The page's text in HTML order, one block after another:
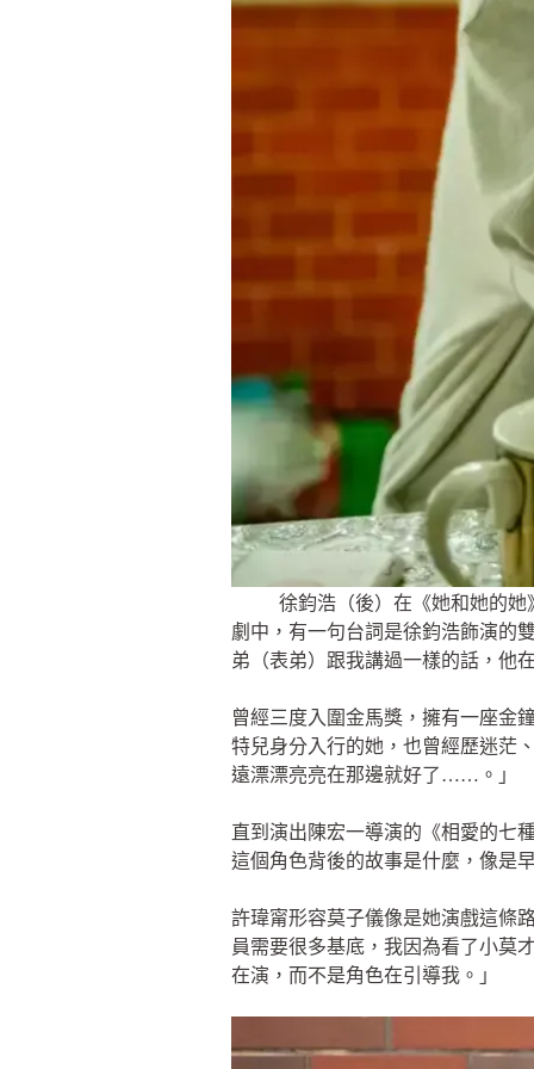
徐鈞浩（後）在《她和她的
劇中，有一句台詞是徐鈞浩飾演的
弟（表弟）跟我講過一樣的話，他
曾經三度入圍金馬獎，擁有一座金
特兒身分入行的她，也曾經歷迷茫
遠漂漂亮亮在那邊就好了……。」
直到演出陳宏一導演的《相愛的七
這個角色背後的故事是什麼，像是
許瑋甯形容莫子儀像是她演戲這條
員需要很多基底，我因為看了小莫
在演，而不是角色在引導我。」